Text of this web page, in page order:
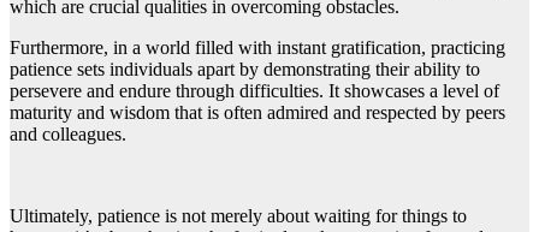
which are crucial qualities in overcoming obstacles.
Furthermore, in a world filled with instant gratification, practicing
patience sets individuals apart by demonstrating their ability to
persevere and endure through difficulties. It showcases a level of
maturity and wisdom that is often admired and respected by peers
and colleagues.
Ultimately, patience is not merely about waiting for things to